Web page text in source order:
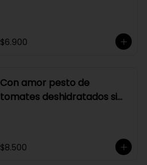
$6.900
Con amor pesto de
tomates deshidratados sin
$8.500